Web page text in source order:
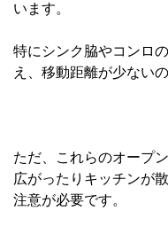
います。
特にシンク脇やコンロ
え、移動距離が少ない
ただ、これらのオープ
広がったりキッチンが
注意が必要です。